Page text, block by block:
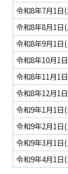
令和8年7月1日
令和8年8月1日
令和8年9月1日
令和8年10月1
令和8年11月1
令和8年12月1
令和9年1月1日
令和9年2月1日
令和9年3月1日
令和9年4月1日